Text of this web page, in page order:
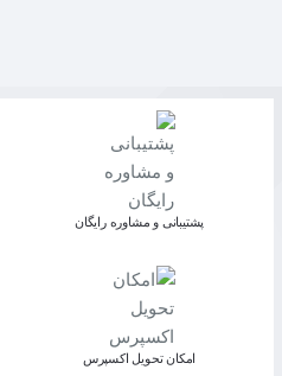
پشتیبانی و مشاوره رایگان
اﻣﮑﺎن ﺗﺤﻮﯾﻞ اﮐﺴﭙﺮس